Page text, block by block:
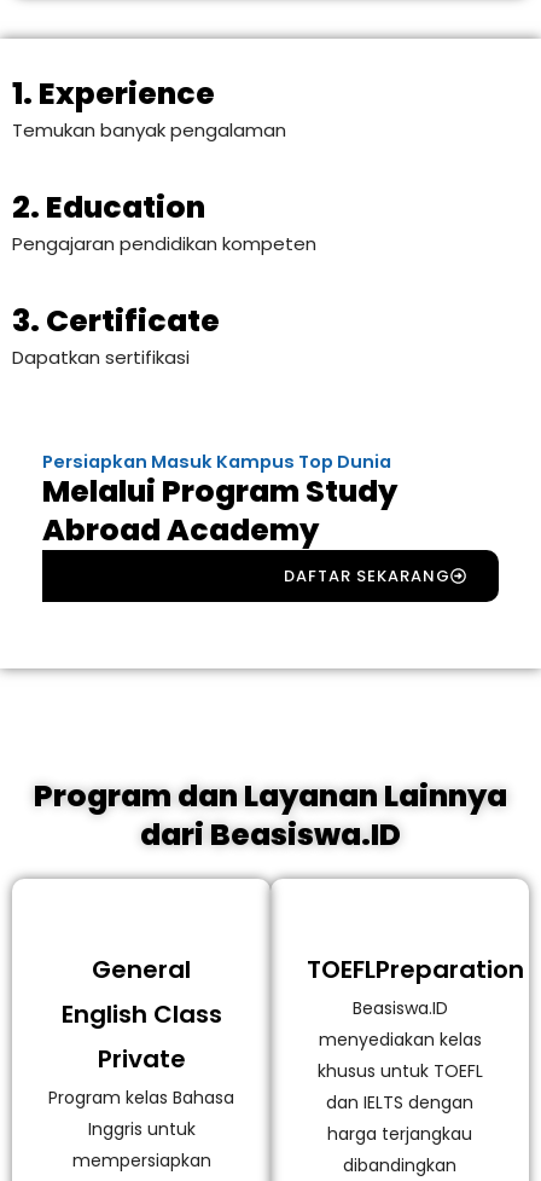
1. Experience
Temukan banyak pengalaman
2. Education
Pengajaran pendidikan kompeten
3. Certificate
Dapatkan sertifikasi
Persiapkan Masuk Kampus Top Dunia
Melalui Program Study
Abroad Academy
DAFTAR SEKARANG
Program dan Layanan Lainnya
dari Beasiswa.ID
General
English Class
Private
Program kelas Bahasa
Inggris untuk
mempersiapkan
TOEFLPreparation
Beasiswa.ID
menyediakan kelas
khusus untuk TOEFL
dan IELTS dengan
harga terjangkau
dibandingkan